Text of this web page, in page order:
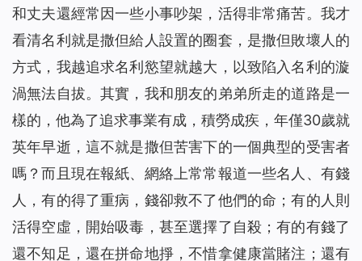
和丈夫還經常因一些小事吵架，活得非常痛苦。我才
看清名利就是撒但給人設置的圈套，是撒但敗壞人的
方式，我越追求名利慾望就越大，以致陷入名利的漩
渦無法自拔。其實，我和朋友的弟弟所走的道路是一
樣的，他為了追求事業有成，積勞成疾，年僅30歲就
英年早逝，這不就是撒但苦害下的一個典型的受害者
嗎？而且現在報紙、網絡上常常報道一些名人、有錢
人，有的得了重病，錢卻救不了他們的命；有的人則
活得空虛，開始吸毒，甚至選擇了自殺；有的有錢了
還不知足，還在拼命地掙，不惜拿健康當賭注；還有